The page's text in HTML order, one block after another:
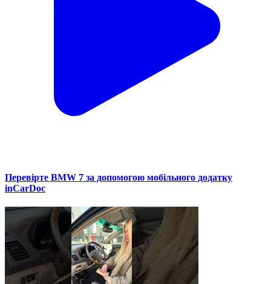
Перевірте BMW 7 за допомогою мобільного додатку
inCarDoc